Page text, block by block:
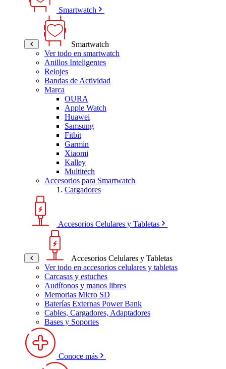
Smartwatch
Smartwatch
Ver todo en smartwatch
Anillos Inteligentes
Relojes
Bandas de Actividad
Marca
OURA
Apple Watch
Huawei
Samsung
Fitbit
Garmin
Xiaomi
Kalley
Multitech
Accesorios para Smartwatch
Cargadores
Accesorios Celulares y Tabletas
Accesorios Celulares y Tabletas
Ver todo en accesorios celulares y tabletas
Carcasas y estuches
Audífonos y manos libres
Memorias Micro SD
Baterías Externas Power Bank
Cables, Cargadores, Adaptadores
Bases y Soportes
Conoce más